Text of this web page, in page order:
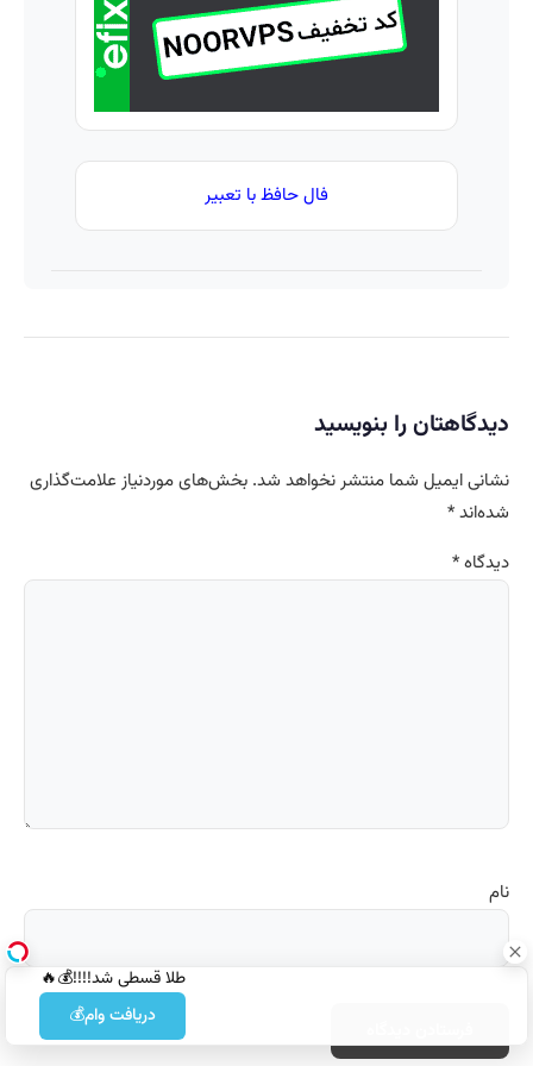
طلا قسطی شد!!!!💰🔥
دریافت وام💰
فال حافظ با تعبیر
دیدگاهتان را بنویسید
نشانی ایمیل شما منتشر نخواهد شد. بخش‌های موردنیاز علامت‌گذاری
شده‌اند*
دیدگاه*
نام